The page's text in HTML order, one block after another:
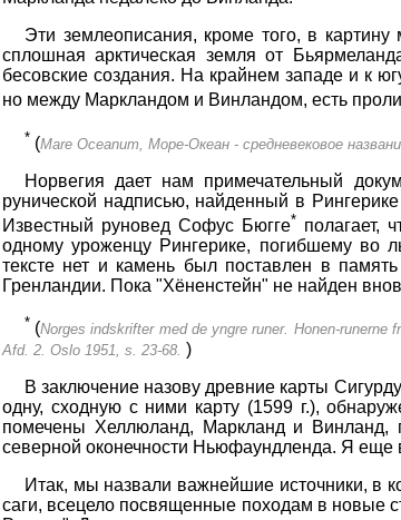
Эти землеописания, кроме того, в
сплошная арктическая земля от
бесовские создания. На крайнем западе и к
но между Маркландом и Винландом, есть
* (Mare Oceanum, Море-Океан - средневековое
Норвегия дает нам примечательный
рунической надписью, найденный в
Известный руновед Софус Бюгге* полагает,
одному уроженцу Рингерике, погибшему во
тексте нет и камень был поставлен в
Гренландии. Пока "Хёненстейн" не найден
* (Norges indskrifter med de yngre runer. Honen-
Afd. 2. Oslo 1951, s. 23-68. )
В заключение назову древние карты
одну, сходную с ними карту (1599 г.),
помечены Хеллюланд, Маркланд и Винланд,
северной оконечности Ньюфаундленда. Я еще
Итак, мы назвали важнейшие источники, в
саги, всецело посвященные походам в новые